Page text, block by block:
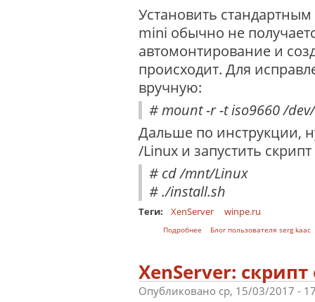
Установить
mini обычно не
автомонтирование и
происходит. Для
вручную:
# mount -r -t iso9660 /
Дальше по инструкции,
/Linux и запустить
# cd /mnt/Linux
# ./install.sh
Теги: XenServer winpe.ru
Подробнее о Установка утилит Citrix Xs-
Блог пользователя serg kaac
XenServer:
Опубликовано ср, 15/03/2017 -